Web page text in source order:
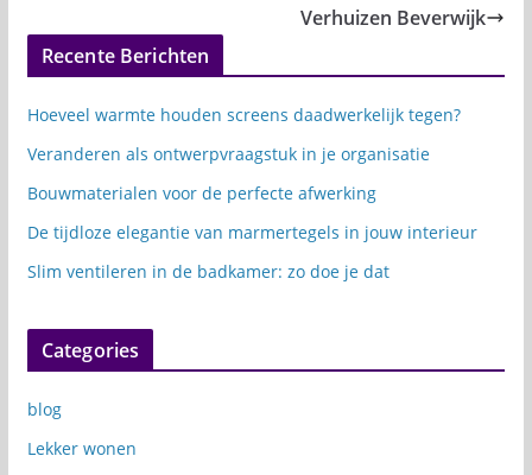
Verhuizen Beverwijk
Recente Berichten
Hoeveel warmte houden screens daadwerkelijk tegen?
Veranderen als ontwerpvraagstuk in je organisatie
Bouwmaterialen voor de perfecte afwerking
De tijdloze elegantie van marmertegels in jouw interieur
Slim ventileren in de badkamer: zo doe je dat
Categories
blog
Lekker wonen